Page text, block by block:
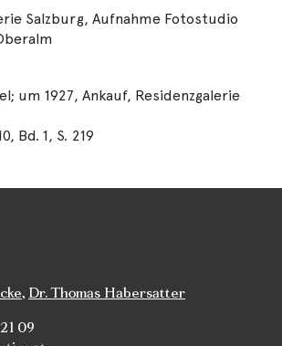
Salzburg, Aufnahme Fotostudio
um 1927, Ankauf, Residenzgalerie
Bd. 1, S. 219
, Dr. Thomas Habersatter
09